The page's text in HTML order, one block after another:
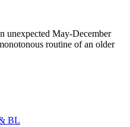
unexpected May-December
routine of an older
BL